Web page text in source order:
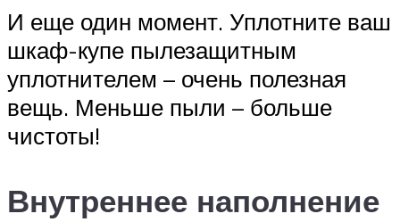
И еще один момент. Уплотните ваш
шкаф-купе пылезащитным
уплотнителем – очень полезная
вещь. Меньше пыли – больше
чистоты!
Внутреннее наполнение